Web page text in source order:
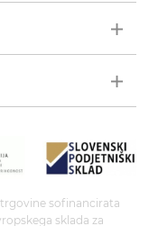
sofinancirata
sklada za